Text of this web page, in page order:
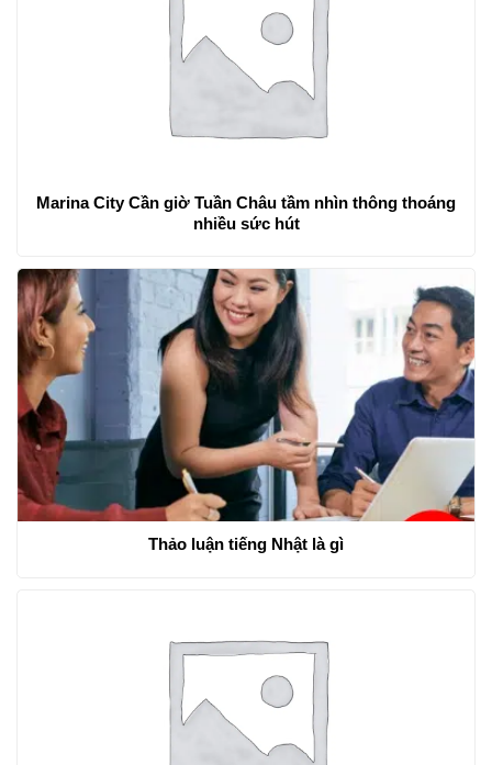
Marina City Cần giờ Tuần Châu tầm nhìn thông thoáng
nhiều sức hút
Thảo luận tiếng Nhật là gì